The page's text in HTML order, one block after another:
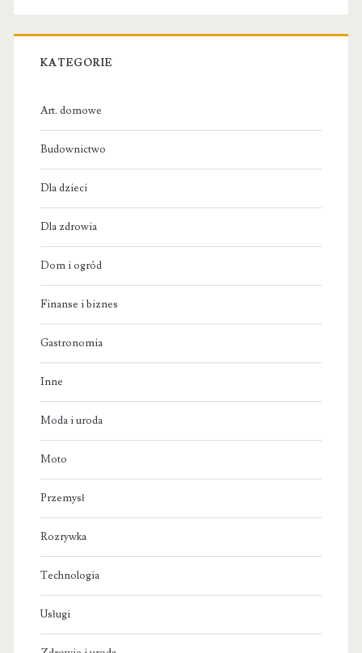
KATEGORIE
Art. domowe
Budownictwo
Dla dzieci
Dla zdrowia
Dom i ogród
Finanse i biznes
Gastronomia
Inne
Moda i uroda
Moto
Przemysł
Rozrywka
Technologia
Usługi